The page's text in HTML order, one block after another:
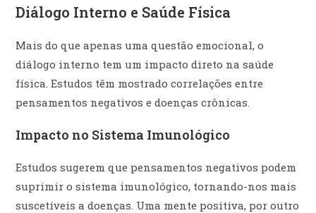
Diálogo Interno e Saúde Física
Mais do que apenas uma questão emocional, o
diálogo interno tem um impacto direto na saúde
física. Estudos têm mostrado correlações entre
pensamentos negativos e doenças crônicas.
Impacto no Sistema Imunológico
Estudos sugerem que pensamentos negativos podem
suprimir o sistema imunológico, tornando-nos mais
suscetíveis a doenças. Uma mente positiva, por outro